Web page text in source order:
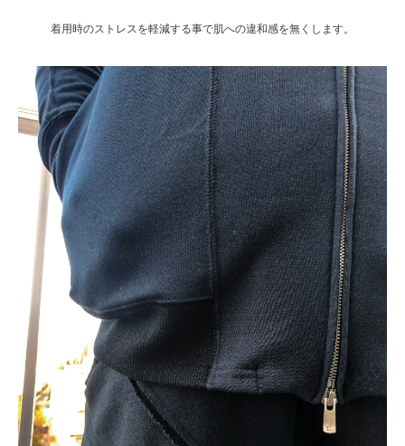
着用時のストレスを軽減する事で肌への違和感を無くします。